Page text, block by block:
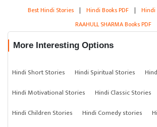
Best Hindi Stories | Hindi Books PDF | Hindi
RAAHULL SHARMA Books PDF
More Interesting Options
Hindi Short Stories Hindi Spiritual Stories
Hindi Motivational Stories
Hindi Classic Stories
Hindi Children Stories
Hindi Comedy stories